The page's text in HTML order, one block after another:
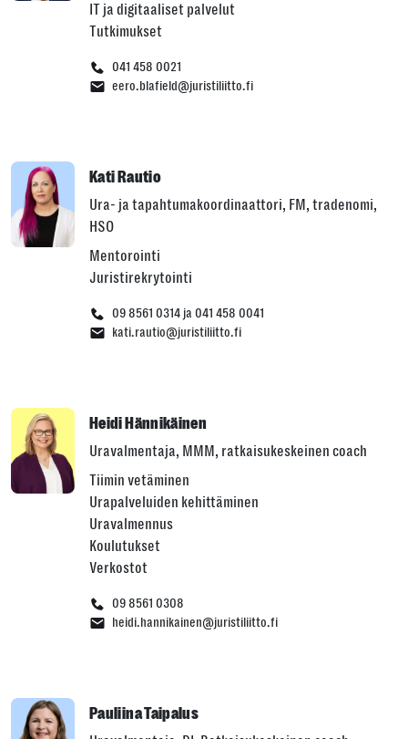
IT ja digitaaliset palvelut
Tutkimukset
041 458 0021
eero.blafield@juristiliitto.fi
Kati Rautio
Ura- ja tapahtumakoordinaattori, FM, tradenomi,
HSO
Mentorointi
Juristirekrytointi
09 8561 0314 ja 041 458 0041
kati.rautio@juristiliitto.fi
Heidi Hännikäinen
Uravalmentaja, MMM, ratkaisukeskeinen coach
Tiimin vetäminen
Urapalveluiden kehittäminen
Uravalmennus
Koulutukset
Verkostot
09 8561 0308
heidi.hannikainen@juristiliitto.fi
Pauliina Taipalus